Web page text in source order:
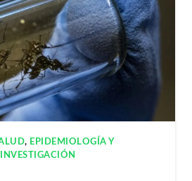
, EPIDEMIOLOGÍA Y
INVESTIGACIÓN